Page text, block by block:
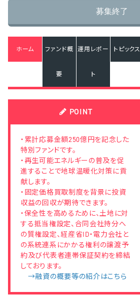
募集終了
ホーム ファンド概
要
運用レポー
ト
トピックス
POINT
・累計応募金額250億円を記念した
特別ファンドです。
・再生可能エネルギーの普及を促
進することで地球温暖化対策に貢
献します。
・固定価格買取制度を背景に投資
収益の回収が期待できます。
・保全性を高めるために、土地に対
する抵当権設定、合同会社持分へ
の質権設定、経産省ID・電力会社と
の系統連系にかかる権利の譲渡予
約及び代表者連帯保証契約を締結
しております。
→融資の概要等の紹介はこちら